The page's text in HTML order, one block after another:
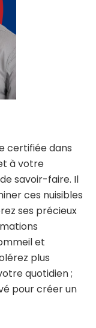
certifiée dans
à votre
savoir-faire. Il
ces nuisibles
ses précieux
et
plus
quotidien ;
pour créer un